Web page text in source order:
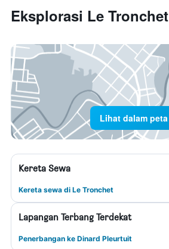
Eksplorasi Le Tronchet
Lihat dalam peta
Kereta Sewa
Kereta sewa di Le Tronchet
Lapangan Terbang Terdekat
Penerbangan ke Dinard Pleurtuit